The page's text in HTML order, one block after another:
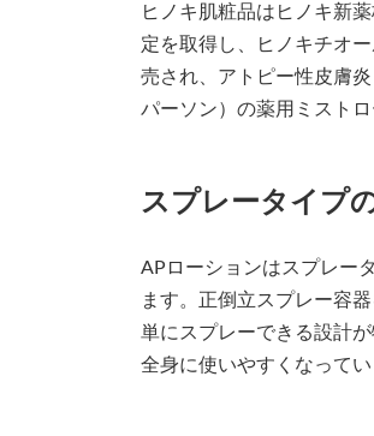
ヒノキ肌粧品はヒノキ新
定を取得し、ヒノキチオ
売され、アトピー性皮膚
パーソン）の薬用ミストロ
スプレータイプ
APローションはスプレー
ます。正倒立スプレー容
単にスプレーできる設計
全身に使いやすくなってい